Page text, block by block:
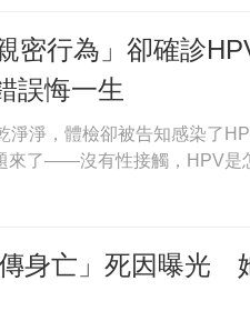
密行為」卻確診
誤悔一生
淨，體檢卻被告知感染了
來了——沒有性接觸，HPV是
身亡」死因曝光